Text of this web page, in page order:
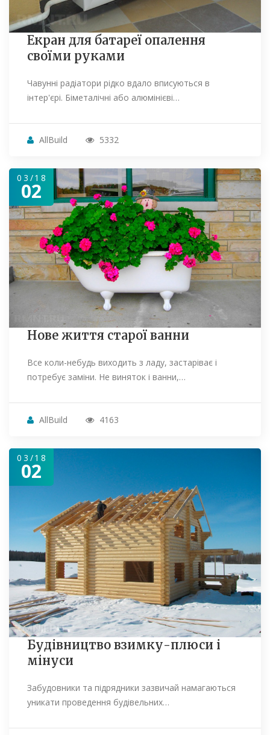
Екран для батареї опалення
своїми руками
Чавунні радіатори рідко вдало вписуються в
інтер'єрі. Біметалічні або алюмінієві…
AllBuild 5332
03/18
02
Нове життя старої ванни
Все коли-небудь виходить з ладу, застаріває і
потребує заміни. Не виняток і ванни,…
AllBuild 4163
03/18
02
Будівництво взимку-плюси і
мінуси
Забудовники та підрядники зазвичай намагаються
уникати проведення будівельних…